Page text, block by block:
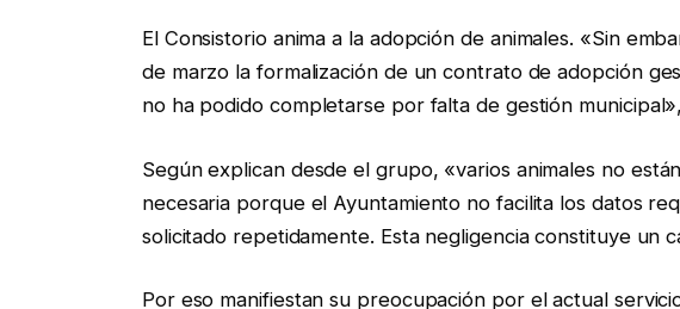
El Consistorio anima a la adopción de animales. «Sin
de marzo la formalización de un contrato de adopción
no ha podido completarse por falta de gestión
Según explican desde el grupo, «varios animales no
necesaria porque el Ayuntamiento no facilita los datos
solicitado repetidamente. Esta negligencia constituye un
Por eso manifiestan su preocupación por el actual